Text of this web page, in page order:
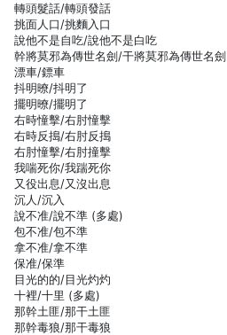
轉頭髮話/轉頭發話
挑面人口/挑麵入口
說他不是自吃/說他不是白吃
幹將莫邪為傳世名劍/干將莫邪為傳世名劍
漂車/鏢車
抖明暸/抖明了
擺明暸/擺明了
右時憧擊/右肘憧擊
右時反搗/右肘反搗
右肘憧擊/右肘撞擊
我喘死你/我踹死你
又役出息/又沒出息
沉人/沉入
說不准/說不準 (多處)
包不准/包不準
拿不准/拿不準
保准/保準
目光的的/目光灼灼
十裡/十里 (多處)
那幹土匪/那干土匪
那幹毒狼/那干毒狼